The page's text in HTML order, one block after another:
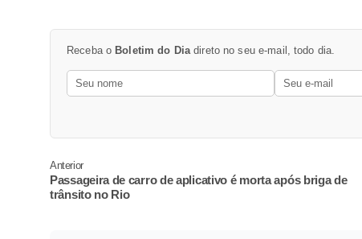
Receba o Boletim do Diadireto no seu e-mail, todo dia.
Anterior
Passageira de carro de aplicativo é morta após briga de
trânsito no Rio